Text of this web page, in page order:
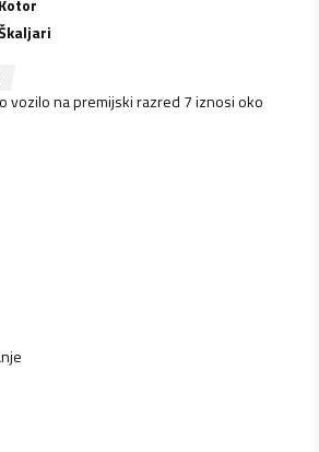
Kotor
vozilo na premijski razred 7 iznosi oko